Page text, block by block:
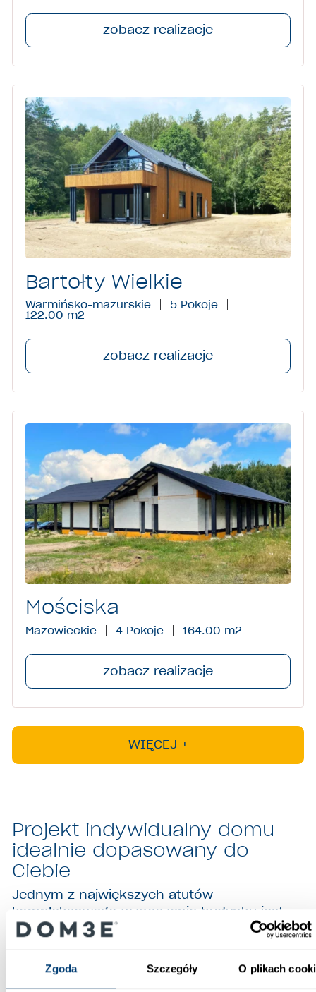
Zgoda Szczegóły O plikach
Bartołty Wielkie
Warmińsko-mazurskie 5 Pokoje
122.00 m2
Mościska
Mazowieckie 4 Pokoje 164.00 m2
WIĘCEJ +
Projekt indywidualny domu
idealnie dopasowany do
Ciebie
Jednym z największych atutów
kompleksowego wznoszenia budynku jest
możliwość stworzenia projektu
odpowiadał Twoim oczekiwaniom. W
przeciwieństwie do gotowych projektów,